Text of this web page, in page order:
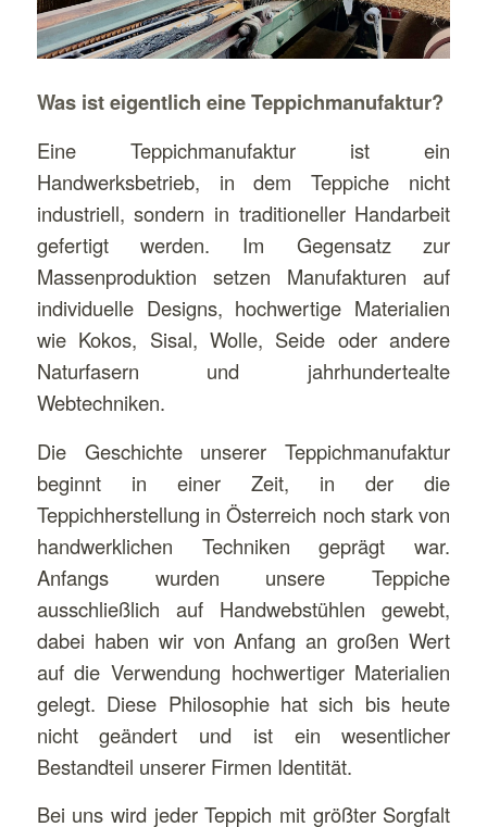
Was ist eigentlich eine Teppichmanufaktur?
Eine Teppichmanufaktur ist ein
Handwerksbetrieb, in dem Teppiche nicht
industriell, sondern in traditioneller Handarbeit
gefertigt werden. Im Gegensatz zur
Massenproduktion setzen Manufakturen auf
individuelle Designs, hochwertige Materialien
wie Kokos, Sisal, Wolle, Seide oder andere
Naturfasern und jahrhundertealte
Webtechniken.
Die Geschichte unserer Teppichmanufaktur
beginnt in einer Zeit, in der die
Teppichherstellung in Österreich noch stark von
handwerklichen Techniken geprägt war.
Anfangs wurden unsere Teppiche
ausschließlich auf Handwebstühlen gewebt,
dabei haben wir von Anfang an großen Wert
auf die Verwendung hochwertiger Materialien
gelegt. Diese Philosophie hat sich bis heute
nicht geändert und ist ein wesentlicher
Bestandteil unserer Firmen Identität.
Bei uns wird jeder Teppich mit größter Sorgfalt